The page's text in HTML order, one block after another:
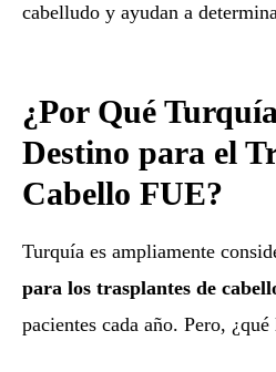
cabelludo y ayudan a
¿Por Qué
Destino para el
Cabello FUE?
Turquía es ampliamente
para los trasplantes de
pacientes cada año. Pero, ¿qué